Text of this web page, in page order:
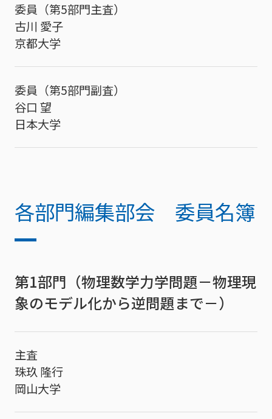
委員（第5部門主査）
古川 愛子
京都大学
委員（第5部門副査）
谷口 望
日本大学
各部門編集部会 委員名簿
第1部門（物理数学力学問題－物理現
象のモデル化から逆問題まで－）
主査
珠玖 隆行
岡山大学